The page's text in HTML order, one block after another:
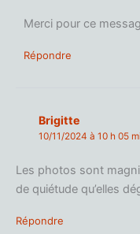
Merci pour ce
Répondre
Brigitte
10/11/2024 à 10 h 05
Les photos sont
de quiétude qu’elles
Répondre